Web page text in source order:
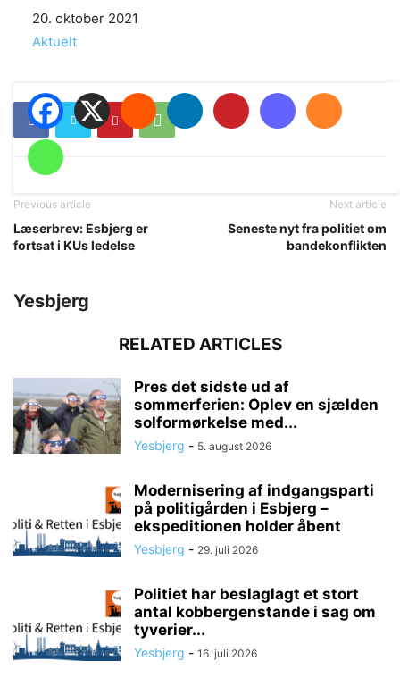
Date
20. oktober 2021
In relation to
Aktuelt
Previous article
Læserbrev: Esbjerg er
fortsat i KUs ledelse
Next article
Seneste nyt fra politiet om
bandekonflikten
Yesbjerg
RELATED ARTICLES
Pres det sidste ud af
sommerferien: Oplev en sjælden
solformørkelse med...
Yesbjerg - 5. august 2026
Modernisering af indgangsparti
på politigården i Esbjerg –
ekspeditionen holder åbent
Yesbjerg - 29. juli 2026
Politiet har beslaglagt et stort
antal kobbergenstande i sag om
tyverier...
Yesbjerg - 16. juli 2026